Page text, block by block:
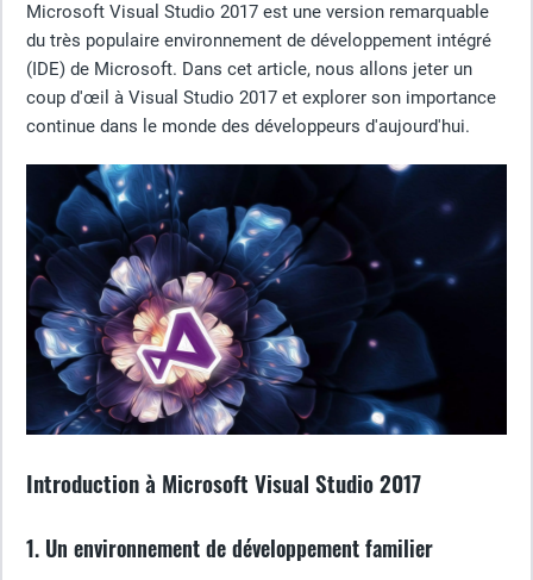
Microsoft Visual Studio 2017 est une version remarquable
du très populaire environnement de développement intégré
(IDE) de Microsoft. Dans cet article, nous allons jeter un
coup d'œil à Visual Studio 2017 et explorer son importance
continue dans le monde des développeurs d'aujourd'hui.
Introduction à Microsoft Visual Studio 2017
1. Un environnement de développement familier